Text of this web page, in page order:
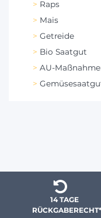
Raps
Mais
Getreide
Bio Saatgut
AU-
14 TAGE
  RÜCKGABERECHT*